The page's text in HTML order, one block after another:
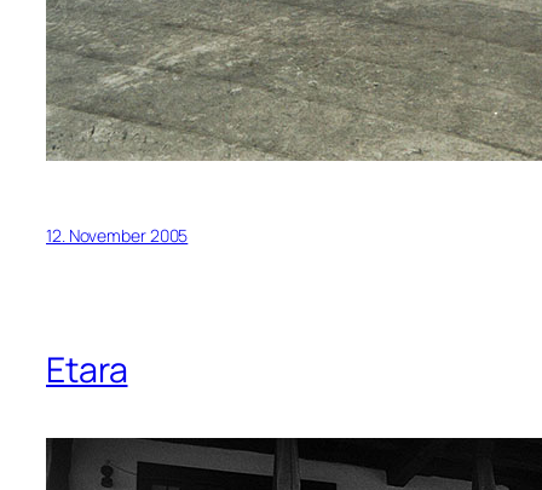
12. November 2005
Etara